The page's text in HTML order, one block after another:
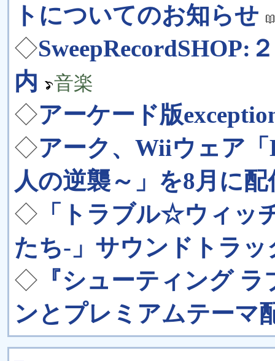
トについてのお知らせ
◇SweepRecordSHOP:
内
音楽
◇アーケード版
◇アーク、Wiiウェア
人の逆襲～」を8月に配
◇ 「トラブル☆ウィ
たち-」サウンドトラッ
◇ 『シューティング
ンとプレミアムテーマ